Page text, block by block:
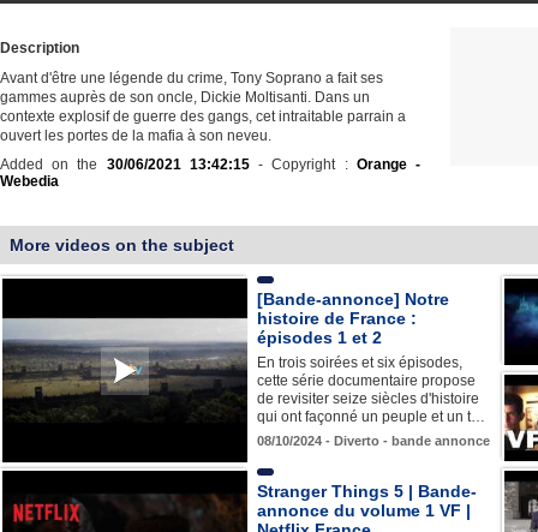
Description
Avant d'être une légende du crime, Tony Soprano a fait ses
gammes auprès de son oncle, Dickie Moltisanti. Dans un
contexte explosif de guerre des gangs, cet intraitable parrain a
ouvert les portes de la mafia à son neveu.
Added on the 30/06/2021 13:42:15- Copyright : Orange -
Webedia
More videos on the subject
[Bande-annonce] Notre
histoire de France :
épisodes 1 et 2
En trois soirées et six épisodes,
cette série documentaire propose
de revisiter seize siècles d'histoire
qui ont façonné un peuple et un t…
08/10/2024 - Diverto - bande annonce
Stranger Things 5 | Bande-
annonce du volume 1 VF |